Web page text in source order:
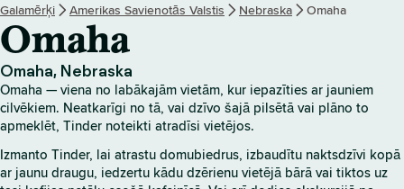
r
u
m
l
p
a
Galamērķi Amerikas Savienotās Valstis Nebraska Omaha
Omaha
Omaha, Nebraska
Omaha — viena no labākajām vietām, kur iepazīties ar jauniem
cilvēkiem. Neatkarīgi no tā, vai dzīvo šajā pilsētā vai plāno to
apmeklēt, Tinder noteikti atradīsi vietējos.
Izmanto Tinder, lai atrastu domubiedrus, izbaudītu naktsdzīvi kopā
ar jaunu draugu, iedzertu kādu dzērienu vietējā bārā vai tiktos uz